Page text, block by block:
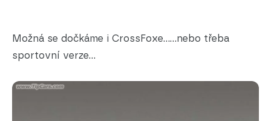
Možná se dočkáme i CrossFoxe......nebo třeba
sportovní verze...